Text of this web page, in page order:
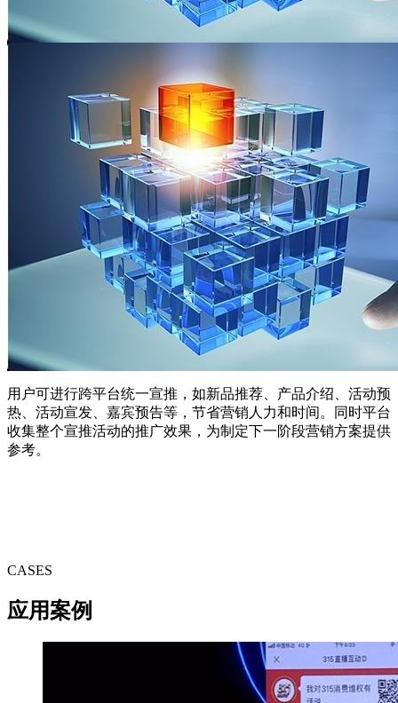
用户可进行跨平台统一宣推，如新品推荐、产品介绍、活动预
热、活动宣发、嘉宾预告等，节省营销人力和时间。同时平台
收集整个宣推活动的推广效果，为制定下一阶段营销方案提供
参考。
CASES
应用案例